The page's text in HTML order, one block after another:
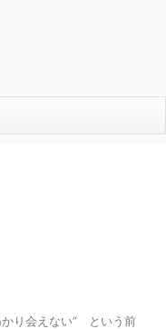
かり会えない” という前